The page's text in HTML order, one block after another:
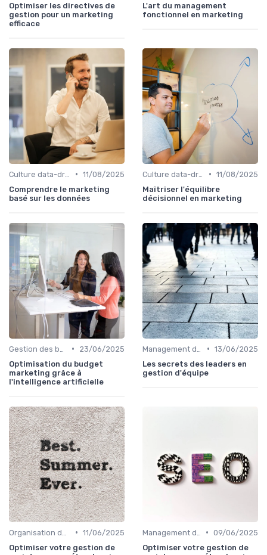
Optimiser les directives de
gestion pour un marketing
efficace
L'art du management
fonctionnel en marketing
• 11/08/2025
Comprendre le marketing
basé sur les données
• 11/08/2025
Maîtriser l'équilibre
décisionnel en marketing
•
23/06/2025
Optimisation du budget
marketing grâce à
l'intelligence artificielle
• 13/06/2025
Les secrets des leaders en
gestion d'équipe
• 11/06/2025
Optimiser votre gestion de
• 09/06/2025
Optimiser votre gestion de